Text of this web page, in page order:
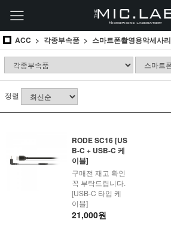
ACC 각종부속품 스마트폰촬영용악세사리
정렬
RODE SC16 [US
B-C + USB-C 케
이블]
구매전 재고 확인
꼭 부탁드립니다.
[USB-C 타입 케
이블]
21,000원